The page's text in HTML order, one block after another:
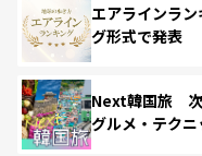
エアラインラ
グ形式で発表
Next韓国旅 次
グルメ・テクニ